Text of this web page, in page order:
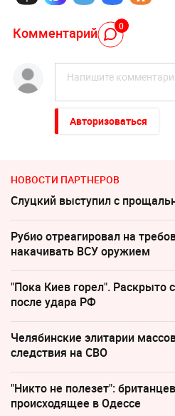
Комментарий 0
Авторизоваться
НОВОСТИ ПАРТНЕРОВ
Слуцкий выступил с
Рубио отреагировал на
накачивать ВСУ оружием
"Пока Киев горел". Раскрыто
после удара РФ
Челябинские элитарии
следствия на СВО
"Никто не полезет":
происходящее в Одессе